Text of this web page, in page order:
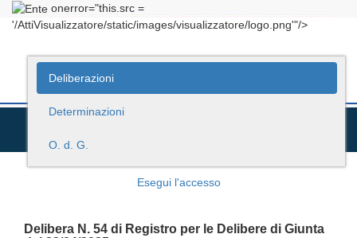
onerror="this.src =
'/AttiVisualizzatore/static/images/visualizzatore/logo.png'"/>
Deliberazioni
Determinazioni
O. d. G.
Esegui l'accesso
Delibera N. 54 di Registro per le Delibere di Giunta